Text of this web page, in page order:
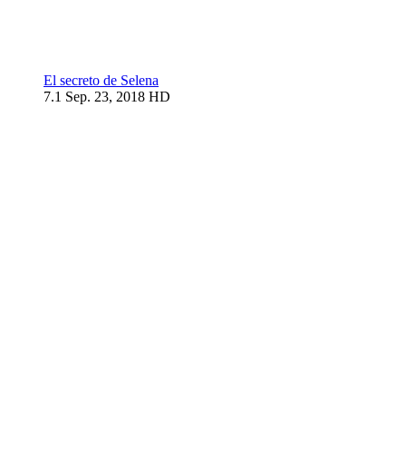
El secreto de Selena
7.1 Sep. 23, 2018 HD